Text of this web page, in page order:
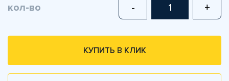
кол-во - +
КУПИТЬ В КЛИК